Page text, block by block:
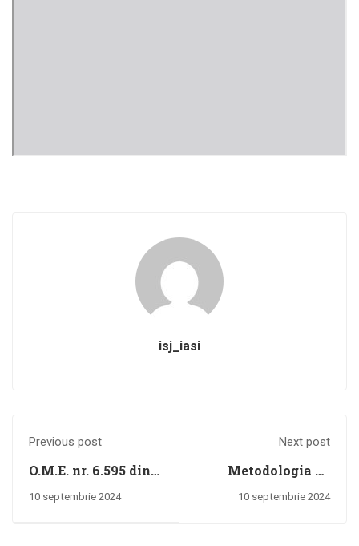
isj_iasi
Previous post
O.M.E. nr. 6.595 din
04.09.2024 privind
10 septembrie 2024
Next post
Metodologia de
organizare şi
10 septembrie 2024